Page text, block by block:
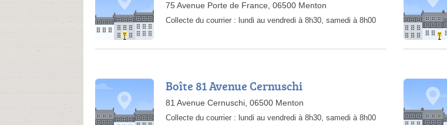
75 Avenue Porte de France, 06500 Menton
Collecte du courrier : lundi au vendredi à 8h30, samedi à 8h00
Boîte 81 Avenue Cernuschi
81 Avenue Cernuschi, 06500 Menton
Collecte du courrier : lundi au vendredi à 8h30, samedi à 8h00